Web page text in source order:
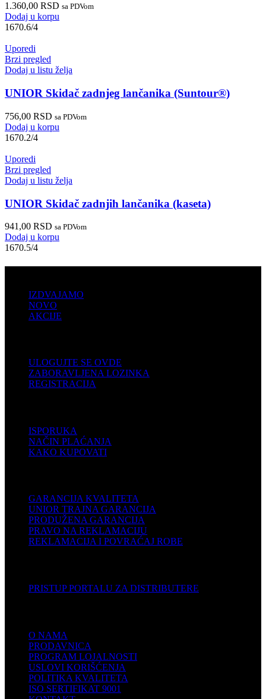
1.360,00 RSD sa PDVom
Dodaj u korpu
1670.6/4
Uporedi
Brzi pregled
Dodaj u listu želja
UNIOR Skidač zadnjeg lančanika (Suntour®)
756,00 RSD sa PDVom
Dodaj u korpu
1670.2/4
Uporedi
Brzi pregled
Dodaj u listu želja
UNIOR Skidač zadnjih lančanika (kaseta)
941,00 RSD sa PDVom
Dodaj u korpu
1670.5/4
IZDVAJAMO
NOVO
AKCIJE
ULOGUJTE SE OVDE
ZABORAVLJENA LOZINKA
REGISTRACIJA
ISPORUKA
NAČIN PLAĆANJA
KAKO KUPOVATI
GARANCIJA KVALITETA
UNIOR TRAJNA GARANCIJA
PRODUŽENA GARANCIJA
PRAVO NA REKLAMACIJU
REKLAMACIJA I POVRAĆAJ ROBE
PRISTUP PORTALU ZA DISTRIBUTERE
O NAMA
PRODAVNICA
PROGRAM LOJALNOSTI
USLOVI KORIŠĆENJA
POLITIKA KVALITETA
ISO SERTIFIKAT 9001